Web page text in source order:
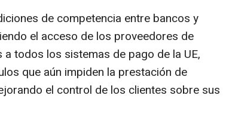
de competencia entre bancos y
el acceso de los proveedores de
todos los sistemas de pago de la UE,
que aún impiden la prestación de
el control de los clientes sobre sus